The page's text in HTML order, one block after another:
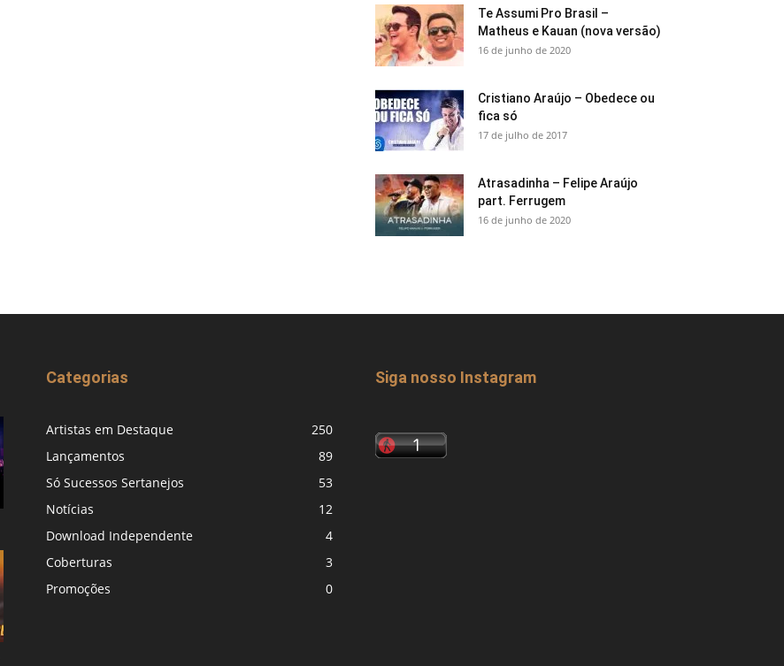
Te Assumi Pro Brasil –
Matheus e Kauan (nova versão)
16 de junho de 2020
Cristiano Araújo – Obedece ou
fica só
17 de julho de 2017
Atrasadinha – Felipe Araújo
part. Ferrugem
16 de junho de 2020
Categorias
Artistas em Destaque
250
Lançamentos
89
Só Sucessos Sertanejos
53
Notícias
12
Download Independente
4
Coberturas
3
Promoções
0
Siga nosso Instagram